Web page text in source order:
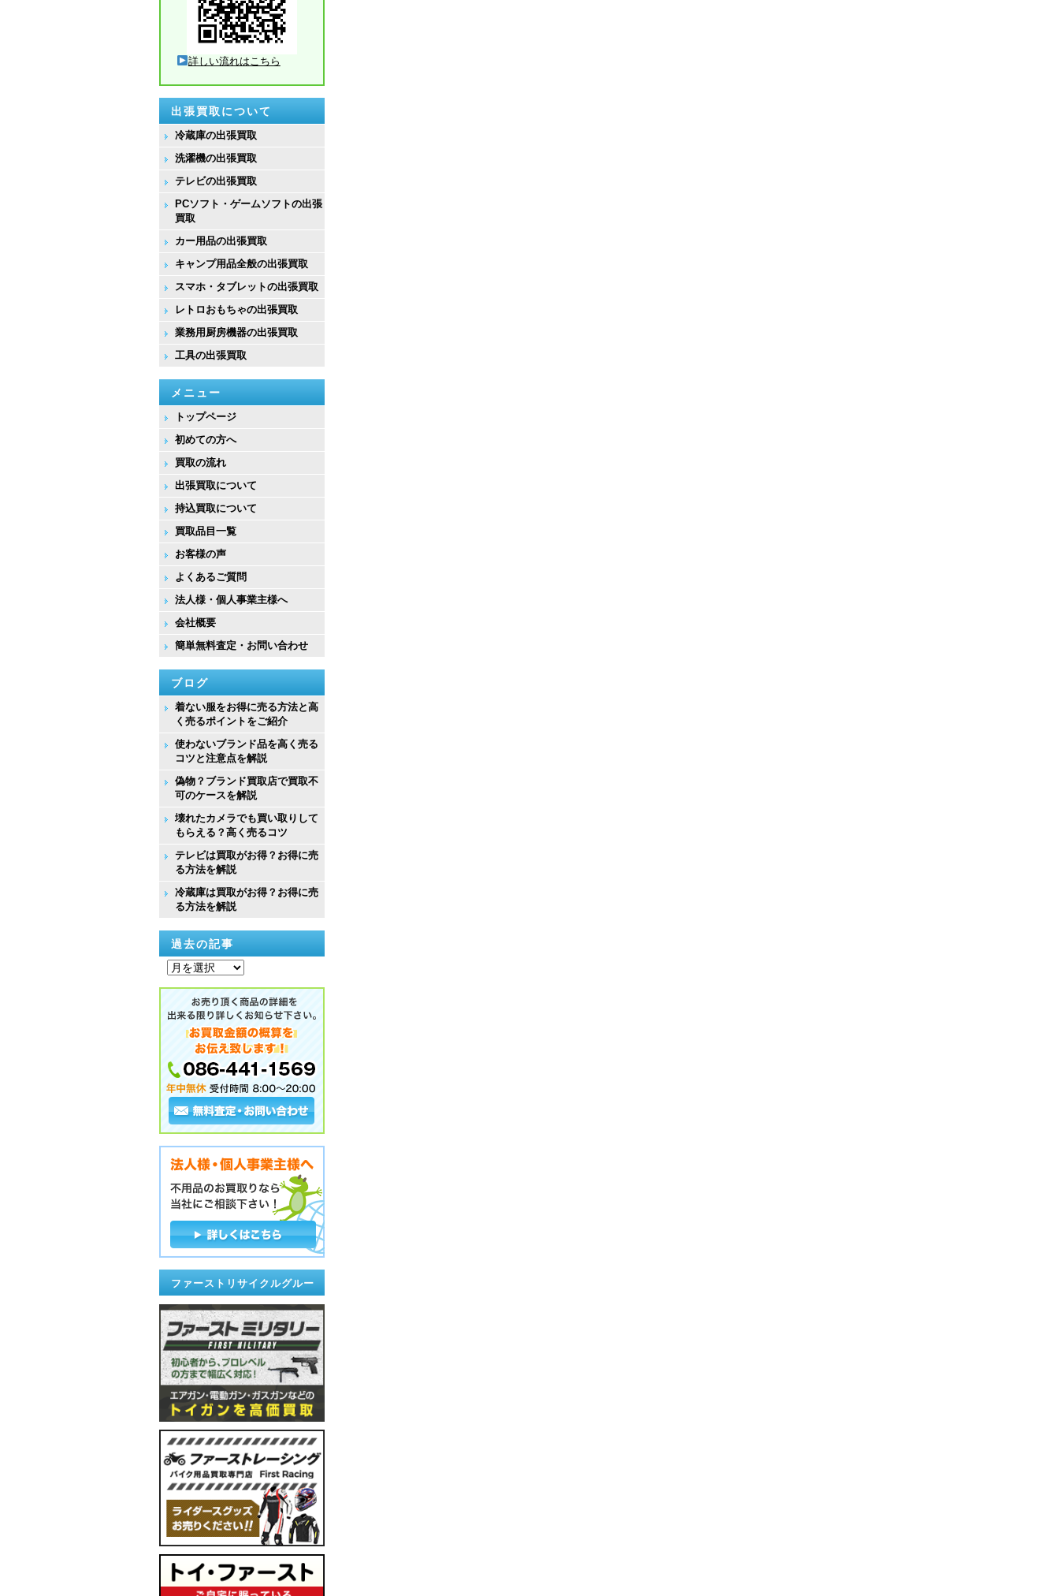
詳しい流れはこちら
出張買取について
冷蔵庫の出張買取
洗濯機の出張買取
テレビの出張買取
PCソフト・ゲームソフトの出張
買取
カー用品の出張買取
キャンプ用品全般の出張買取
スマホ・タブレットの出張買取
レトロおもちゃの出張買取
業務用厨房機器の出張買取
工具の出張買取
メニュー
トップページ
初めての方へ
買取の流れ
出張買取について
持込買取について
買取品目一覧
お客様の声
よくあるご質問
法人様・個人事業主様へ
会社概要
簡単無料査定・お問い合わせ
ブログ
着ない服をお得に売る方法と高
く売るポイントをご紹介
使わないブランド品を高く売る
コツと注意点を解説
偽物？ブランド買取店で買取不
可のケースを解説
壊れたカメラでも買い取りして
もらえる？高く売るコツ
テレビは買取がお得？お得に売
る方法を解説
冷蔵庫は買取がお得？お得に売
る方法を解説
過去の記事
過
去
の
事
ファーストリサイクルグルー
プ